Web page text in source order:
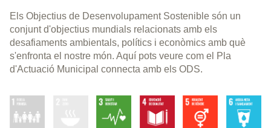
Els Objectius de Desenvolupament Sostenible són un
conjunt d'objectius mundials relacionats amb els
desafiaments ambientals, polítics i econòmics amb què
s'enfronta el nostre món. Aquí pots veure com el Pla
d'Actuació Municipal connecta amb els ODS.